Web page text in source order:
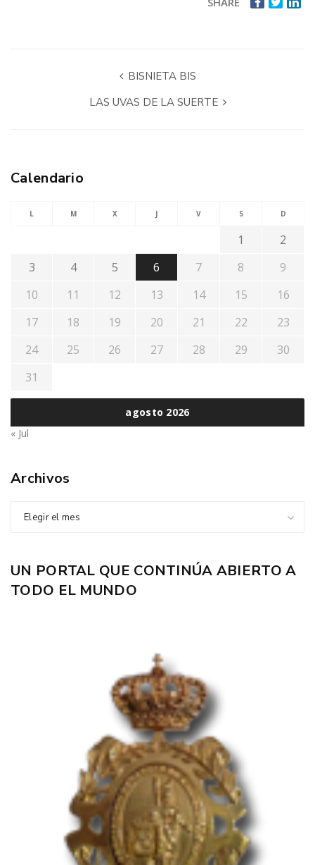
BISNIETA BIS
LAS UVAS DE LA SUERTE
Calendario
agosto 2026
L M X J V S D
1
2
3
4 5 6 7 8
9
10
11 12 13 14 15
16
17
18 19 20 21 22
23
24
25 26 27 28 29
30
31
« Jul
Archivos
Elegir el mes
UN PORTAL QUE CONTINÚA ABIERTO A
TODO EL MUNDO